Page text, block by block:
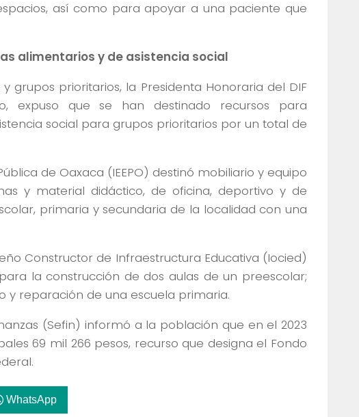
así como para apoyar a una paciente que
alimentarios y de asistencia social
grupos prioritarios, la Presidenta Honoraria del DIF
expuso que se han destinado recursos para
social para grupos prioritarios por un total de
de Oaxaca (IEEPO) destinó mobiliario y equipo
y material didáctico, de oficina, deportivo y de
primaria y secundaria de la localidad con una
Constructor de Infraestructura Educativa (Iocied)
la construcción de dos aulas de un preescolar;
reparación de una escuela primaria.
(Sefin) informó a la población que en el 2023
69 mil 266 pesos, recurso que designa el Fondo
WhatsApp